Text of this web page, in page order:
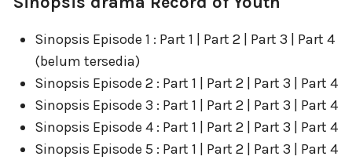
Sinopsis Episode 1 : Part 1 | Part 2 | Part 3 | Part 4
(belum tersedia)
Sinopsis Episode 2 : Part 1 | Part 2 | Part 3 | Part 4
Sinopsis Episode 3 : Part 1 | Part 2 | Part 3 | Part 4
Sinopsis Episode 4 : Part 1 | Part 2 | Part 3 | Part 4
Sinopsis Episode 5 : Part 1 | Part 2 | Part 3 | Part 4